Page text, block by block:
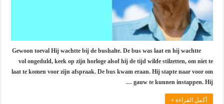
Gewoon toeval Hij wachtte bij de bushalte. De bus was laat en hij wachtte
vol ongeduld, keek op zijn horloge alsof hij de tijd wilde stilzetten, om niet te
laat te komen voor zijn afspraak. De bus kwam eraan. Hij stapte naar voor om
gauw te kunnen instappen. Hij …
أكمل القراءة »